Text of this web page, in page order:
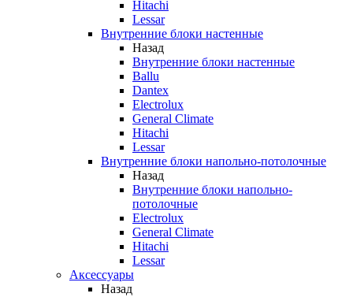
Hitachi
Lessar
Внутренние блоки настенные
Назад
Внутренние блоки настенные
Ballu
Dantex
Electrolux
General Climate
Hitachi
Lessar
Внутренние блоки напольно-потолочные
Назад
Внутренние блоки напольно-
потолочные
Electrolux
General Climate
Hitachi
Lessar
Аксессуары
Назад